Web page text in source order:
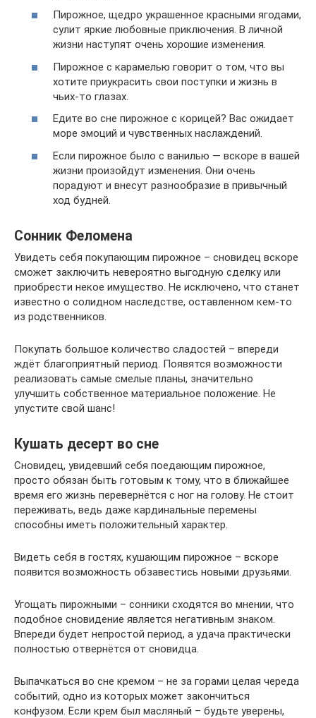
Пирожное, щедро украшенное красными ягодами,
сулит яркие любовные приключения. В личной
жизни наступят очень хорошие изменения.
Пирожное с карамелью говорит о том, что вы
хотите приукрасить свои поступки и жизнь в
чьих-то глазах.
Едите во сне пирожное с корицей? Вас ожидает
море эмоций и чувственных наслаждений.
Если пирожное было с ванилью — вскоре в вашей
жизни произойдут изменения. Они очень
порадуют и внесут разнообразие в привычный
ход будней.
Сонник Феломена
Увидеть себя покупающим пирожное – сновидец вскоре
сможет заключить невероятно выгодную сделку или
приобрести некое имущество. Не исключено, что станет
известно о солидном наследстве, оставленном кем-то
из родственников.
Покупать большое количество сладостей – впереди
ждёт благоприятный период. Появятся возможности
реализовать самые смелые планы, значительно
улучшить собственное материальное положение. Не
упустите свой шанс!
Кушать десерт во сне
Сновидец, увидевший себя поедающим пирожное,
просто обязан быть готовым к тому, что в ближайшее
время его жизнь перевернётся с ног на голову. Не стоит
переживать, ведь даже кардинальные перемены
способны иметь положительный характер.
Видеть себя в гостях, кушающим пирожное – вскоре
появится возможность обзавестись новыми друзьями.
Угощать пирожными – сонники сходятся во мнении, что
подобное сновидение является негативным знаком.
Впереди будет непростой период, а удача практически
полностью отвернётся от сновидца.
Выпачкаться во сне кремом – не за горами целая череда
событий, одно из которых может закончиться
конфузом. Если крем был масляный – будьте уверены,